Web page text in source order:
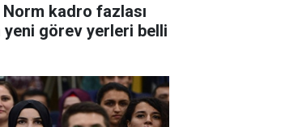
kadro fazlası
görev yerleri belli